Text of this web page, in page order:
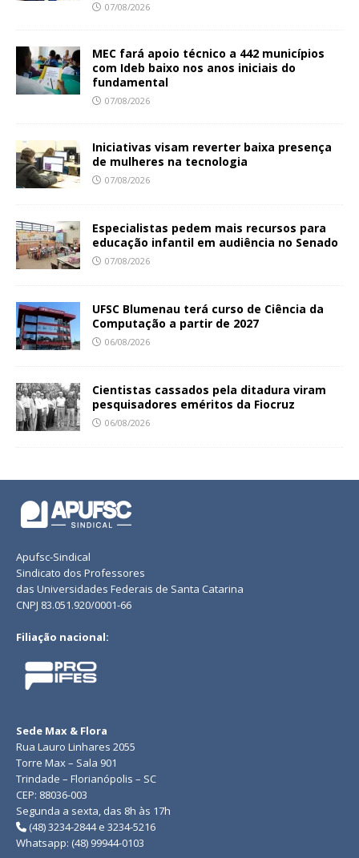
07/08/2026
MEC fará apoio técnico a 442 municípios
com Ideb baixo nos anos iniciais do
fundamental
07/08/2026
Iniciativas visam reverter baixa presença
de mulheres na tecnologia
07/08/2026
Especialistas pedem mais recursos para
educação infantil em audiência no Senado
07/08/2026
UFSC Blumenau terá curso de Ciência da
Computação a partir de 2027
06/08/2026
Cientistas cassados pela ditadura viram
pesquisadores eméritos da Fiocruz
06/08/2026
Apufsc-Sindical
Sindicato dos Professores
das Universidades Federais de Santa Catarina
CNPJ 83.051.920/0001-66
Filiação nacional:
Sede Max & Flora
Rua Lauro Linhares 2055
Torre Max – Sala 901
Trindade – Florianópolis – SC
CEP: 88036-003
Segunda a sexta, das 8h às 17h
(48) 3234-2844 e 3234-5216
Whatsapp: (48) 99944-0103